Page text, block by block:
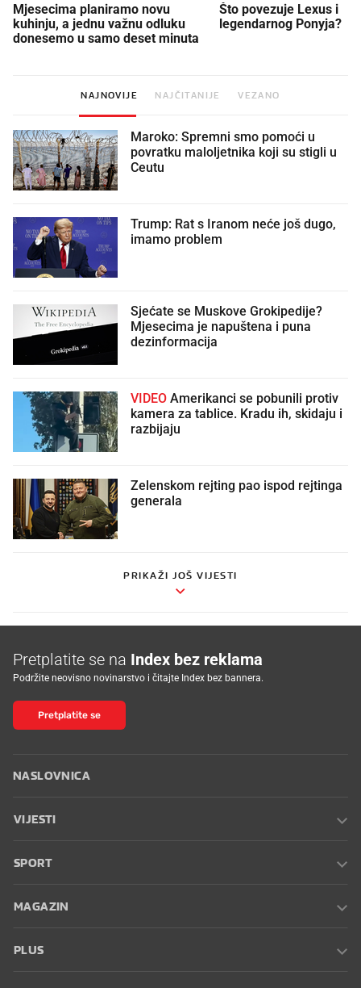
Mjesecima planiramo novu
kuhinju, a jednu važnu odluku
donesemo u samo deset minuta
Što povezuje Lexus i
legendarnog Ponyja?
NAJNOVIJE NAJČITANIJE VEZANO
Maroko: Spremni smo pomoći u
povratku maloljetnika koji su stigli u
Ceutu
Trump: Rat s Iranom neće još dugo,
imamo problem
Sjećate se Muskove Grokipedije?
Mjesecima je napuštena i puna
dezinformacija
VIDEO
kamera za tablice. Kradu ih, skidaju i
razbijaju
Zelenskom rejting pao ispod rejtinga
generala
PRIKAŽI JOŠ VIJESTI
Pretplatite se na Index bez reklama
Podržite neovisno novinarstvo i čitajte Index bez bannera.
Pretplatite se
NASLOVNICA
VIJESTI
SPORT
MAGAZIN
PLUS